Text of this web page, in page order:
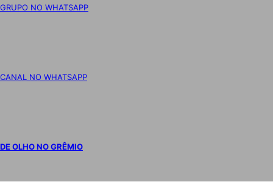
GRUPO NO WHATSAPP
CANAL NO WHATSAPP
DE OLHO NO GRÊMIO